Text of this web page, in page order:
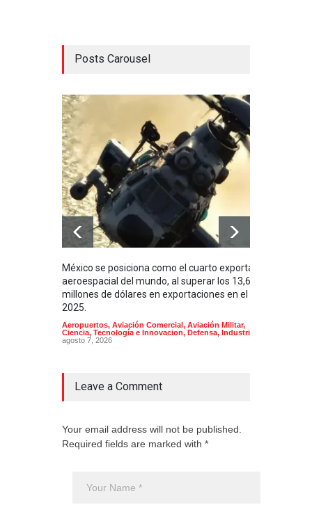
Posts Carousel
México se posiciona como el cuarto exportador
aeroespacial del mundo, al superar los 13,600
millones de dólares en exportaciones en el
2025.
Aeropuertos, Aviación Comercial, Aviación Militar,
Ciencia, Tecnología e Innovacion, Defensa, Industria
agosto 7, 2026
Leave a Comment
Your email address will not be published.
Required fields are marked with *